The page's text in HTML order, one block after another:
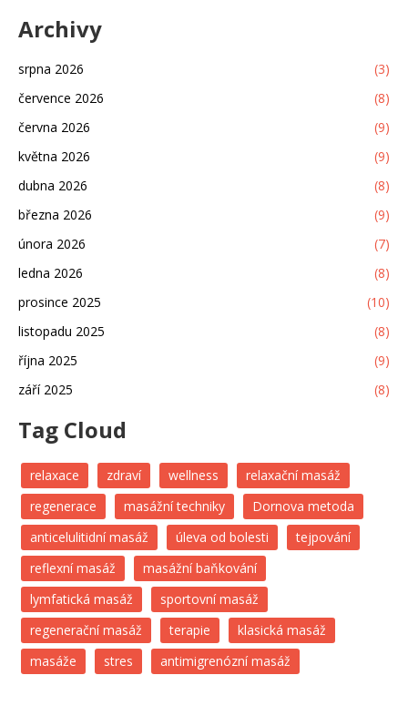
Archivy
srpna 2026
(3)
července 2026
(8)
června 2026
(9)
května 2026
(9)
dubna 2026
(8)
března 2026
(9)
února 2026
(7)
ledna 2026
(8)
prosince 2025
(10)
listopadu 2025
(8)
října 2025
(9)
září 2025
(8)
Tag Cloud
relaxace zdraví wellness
relaxační masáž
regenerace
masážní techniky
Dornova metoda
anticelulitidní masáž
úleva od bolesti
tejpování
reflexní masáž
masážní baňkování
lymfatická masáž
sportovní masáž
regenerační masáž
terapie
klasická masáž
masáže
stres antimigrenózní masáž